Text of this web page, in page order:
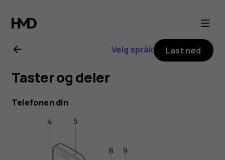
Nokia
225
4G
(2024)
user
guide
Velg språk Last ned
Taster og deler
Telefonen din